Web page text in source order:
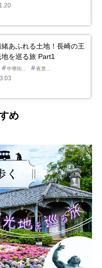
あふれる土地！長崎の王
を巡る旅 Part1
#中華街... #夜景...
め